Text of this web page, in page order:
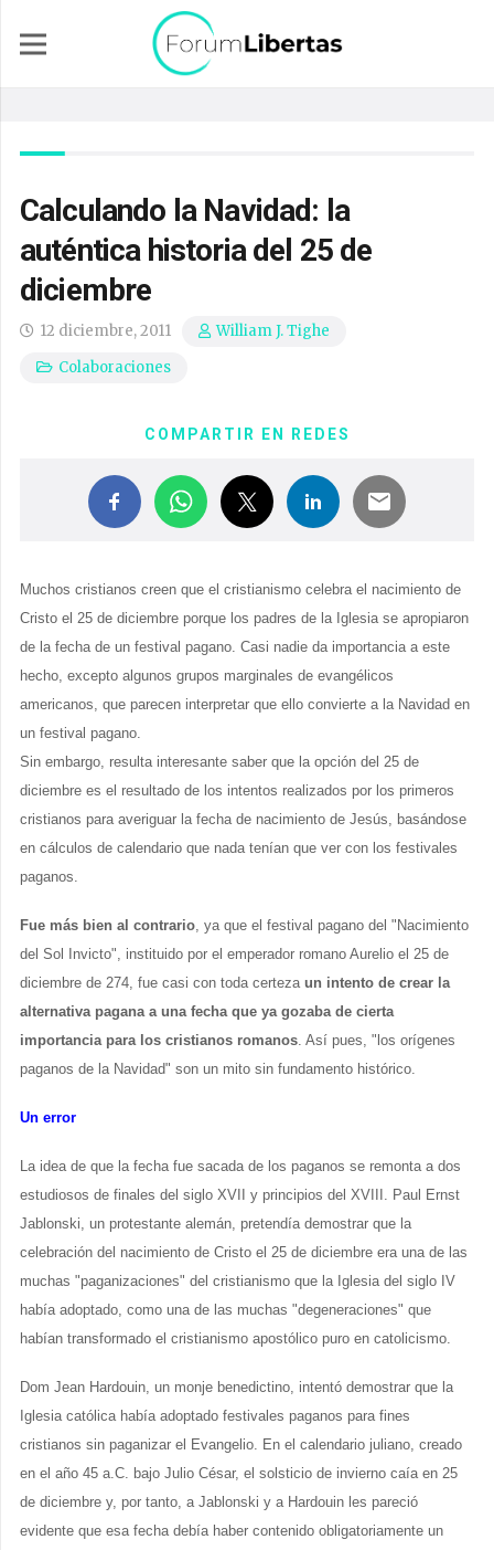
Calculando la Navidad: la
auténtica historia del 25 de
diciembre
12 diciembre, 2011
William J. Tighe
Colaboraciones
COMPARTIR EN REDES
Muchos cristianos creen que el cristianismo celebra el nacimiento de
Cristo el 25 de diciembre porque los padres de la Iglesia se apropiaron
de la fecha de un festival pagano. Casi nadie da importancia a este
hecho, excepto algunos grupos marginales de evangélicos
americanos, que parecen interpretar que ello convierte a la Navidad en
un festival pagano.
Sin embargo, resulta interesante saber que la opción del 25 de
diciembre es el resultado de los intentos realizados por los primeros
cristianos para averiguar la fecha de nacimiento de Jesús, basándose
en cálculos de calendario que nada tenían que ver con los festivales
paganos.
Fue más bien al contrario, ya que el festival pagano del "Nacimiento
del Sol Invicto", instituido por el emperador romano Aurelio el 25 de
diciembre de 274, fue casi con toda certeza un intento de crear la
alternativa pagana a una fecha que ya gozaba de cierta
importancia para los cristianos romanos. Así pues, "los orígenes
paganos de la Navidad" son un mito sin fundamento histórico.
Un error
La idea de que la fecha fue sacada de los paganos se remonta a dos
estudiosos de finales del siglo XVII y principios del XVIII. Paul Ernst
Jablonski, un protestante alemán, pretendía demostrar que la
celebración del nacimiento de Cristo el 25 de diciembre era una de las
muchas "paganizaciones" del cristianismo que la Iglesia del siglo IV
había adoptado, como una de las muchas "degeneraciones" que
habían transformado el cristianismo apostólico puro en catolicismo.
Dom Jean Hardouin, un monje benedictino, intentó demostrar que la
Iglesia católica había adoptado festivales paganos para fines
cristianos sin paganizar el Evangelio. En el calendario juliano, creado
en el año 45 a.C. bajo Julio César, el solsticio de invierno caía en 25
de diciembre y, por tanto, a Jablonski y a Hardouin les pareció
evidente que esa fecha debía haber contenido obligatoriamente un